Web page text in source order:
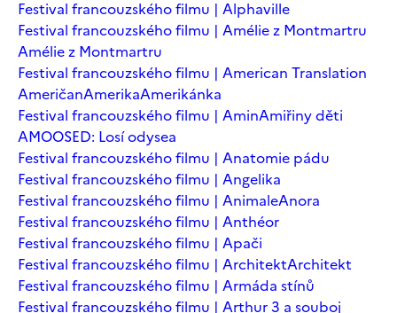
Festival francouzského filmu | Alphaville
Festival francouzského filmu | Amélie z Montmartru
Amélie z Montmartru
Festival francouzského filmu | American Translation
AmeričanAmerikaAmerikánka
Festival francouzského filmu | AminAmiřiny děti
AMOOSED: Losí odysea
Festival francouzského filmu | Anatomie pádu
Festival francouzského filmu | Angelika
Festival francouzského filmu | AnimaleAnora
Festival francouzského filmu | Anthéor
Festival francouzského filmu | Apači
Festival francouzského filmu | ArchitektArchitekt
Festival francouzského filmu | Armáda stínů
Festival francouzského filmu | Arthur 3 a souboj